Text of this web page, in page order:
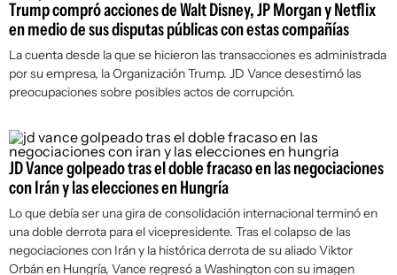
Trump compró acciones de Walt Disney, JP Morgan y Netflix
en medio de sus disputas públicas con estas compañías
La cuenta desde la que se hicieron las transacciones es administrada
por su empresa, la Organización Trump. JD Vance desestimó las
preocupaciones sobre posibles actos de corrupción.
JD Vance golpeado tras el doble fracaso en las negociaciones
con Irán y las elecciones en Hungría
Lo que debía ser una gira de consolidación internacional terminó en
una doble derrota para el vicepresidente. Tras el colapso de las
negociaciones con Irán y la histórica derrota de su aliado Viktor
Orbán en Hungría, Vance regresó a Washington con su imagen